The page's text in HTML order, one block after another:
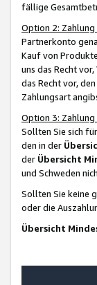
fällige
Option 2: Zahlung
Partnerkonto
Kauf von
uns das Recht
das Recht vor,
Zahlungsart
Option 3: Zahlung
Sollten Sie sich
den in der
der Übersicht
und Schweden
Sollten Sie keine
oder die
Übersicht